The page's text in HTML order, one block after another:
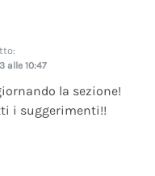
alle 10:47
la sezione!
i suggerimenti!!